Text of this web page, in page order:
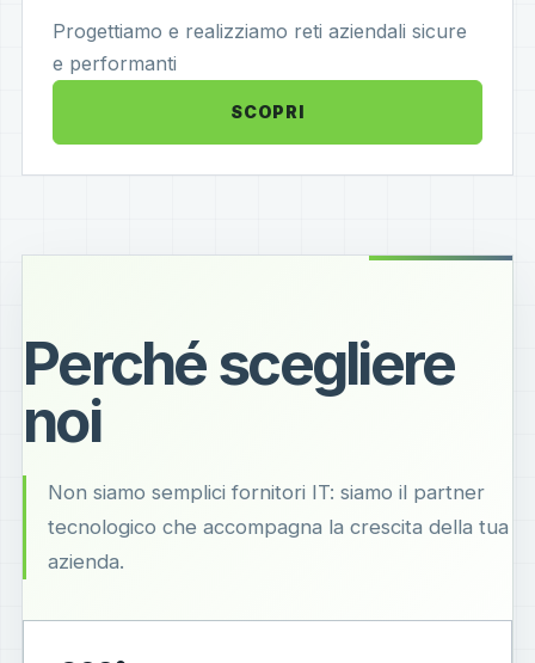
Progettiamo e realizziamo reti aziendali sicure
e performanti
SCOPRI
Perché scegliere
noi
Non siamo semplici fornitori IT: siamo il partner
tecnologico che accompagna la crescita della tua
azienda.